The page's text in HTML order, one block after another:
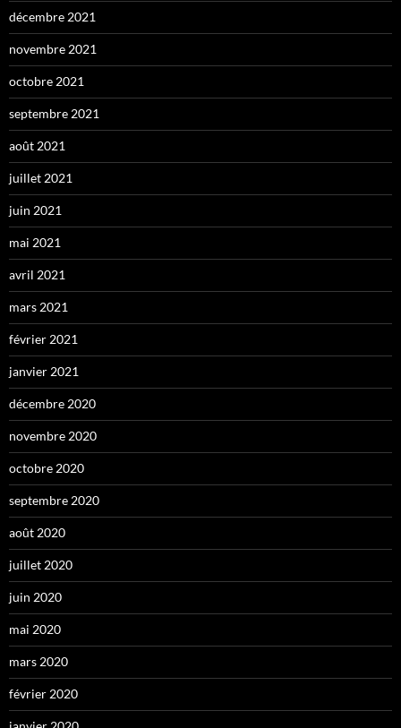
décembre 2021
novembre 2021
octobre 2021
septembre 2021
août 2021
juillet 2021
juin 2021
mai 2021
avril 2021
mars 2021
février 2021
janvier 2021
décembre 2020
novembre 2020
octobre 2020
septembre 2020
août 2020
juillet 2020
juin 2020
mai 2020
mars 2020
février 2020